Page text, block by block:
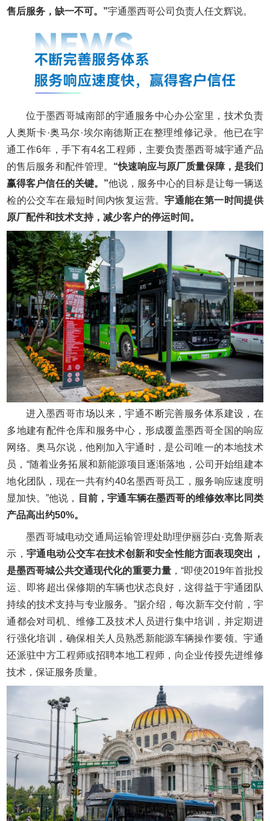
售后服务，缺一不可。”宇通墨西哥公司负责人任文辉说。
位于墨西哥城南部的宇通服务中心办公室里，技术负责
人奥斯卡·奥马尔·埃尔南德斯正在整理维修记录。他已在宇
通工作6年，手下有4名工程师，主要负责墨西哥城宇通产品
的售后服务和配件管理。 “快速响应与原厂质量保障，是我们
赢得客户信任的关键。”他说，服务中心的目标是让每一辆送
检的公交车在最短时间内恢复运营。宇通能在第一时间提供
原厂配件和技术支持，减少客户的停运时间。
进入墨西哥市场以来，宇通不断完善服务体系建设，在
多地建有配件仓库和服务中心，形成覆盖墨西哥全国的响应
网络。奥马尔说，他刚加入宇通时，是公司唯一的本地技术
员，“随着业务拓展和新能源项目逐渐落地，公司开始组建本
地化团队，现在一共有约40名墨西哥员工，服务响应速度明
显加快。”他说，
目前，宇通车辆在墨西哥的维修效率比同类
产品高出约50%。
墨西哥城电动交通局运输管理处助理伊丽莎白·克鲁斯表
示， 宇通电动公交车在技术创新和安全性能方面表现突出，
是墨西哥城公共交通现代化的重要力量，“即使2019年首批投
运、即将超出保修期的车辆也状态良好，这得益于宇通团队
持续的技术支持与专业服务。”据介绍，每次新车交付前，宇
通都会对司机、维修工及技术人员进行集中培训，并定期进
行强化培训，确保相关人员熟悉新能源车辆操作要领。宇通
还派驻中方工程师或招聘本地工程师，向企业传授先进维修
技术，保证服务质量。